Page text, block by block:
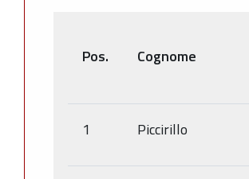
Pos. Cognome
1 Piccirillo